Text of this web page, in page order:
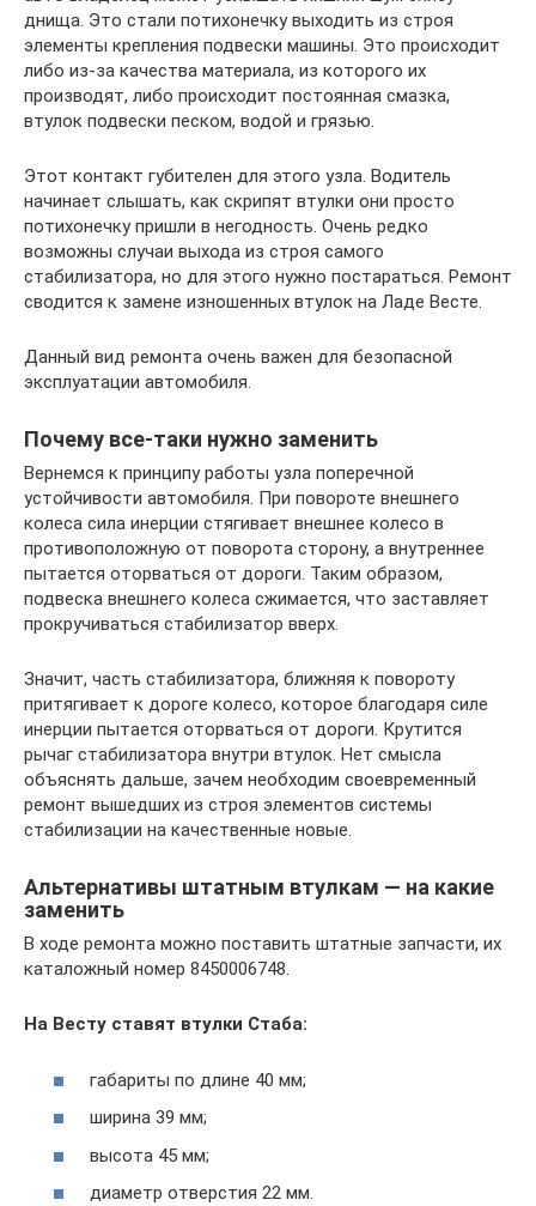
днища. Это стали потихонечку выходить из строя
элементы крепления подвески машины. Это происходит
либо из-за качества материала, из которого их
производят, либо происходит постоянная смазка,
втулок подвески песком, водой и грязью.
Этот контакт губителен для этого узла. Водитель
начинает слышать, как скрипят втулки они просто
потихонечку пришли в негодность. Очень редко
возможны случаи выхода из строя самого
стабилизатора, но для этого нужно постараться. Ремонт
сводится к замене изношенных втулок на Ладе Весте.
Данный вид ремонта очень важен для безопасной
эксплуатации автомобиля.
Почему все-таки нужно заменить
Вернемся к принципу работы узла поперечной
устойчивости автомобиля. При повороте внешнего
колеса сила инерции стягивает внешнее колесо в
противоположную от поворота сторону, а внутреннее
пытается оторваться от дороги. Таким образом,
подвеска внешнего колеса сжимается, что заставляет
прокручиваться стабилизатор вверх.
Значит, часть стабилизатора, ближняя к повороту
притягивает к дороге колесо, которое благодаря силе
инерции пытается оторваться от дороги. Крутится
рычаг стабилизатора внутри втулок. Нет смысла
объяснять дальше, зачем необходим своевременный
ремонт вышедших из строя элементов системы
стабилизации на качественные новые.
Альтернативы штатным втулкам — на какие
заменить
В ходе ремонта можно поставить штатные запчасти, их
каталожный номер 8450006748.
На Весту ставят втулки Стаба:
габариты по длине 40 мм;
ширина 39 мм;
высота 45 мм;
диаметр отверстия 22 мм.